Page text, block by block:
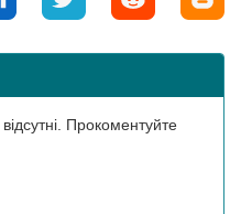
Прокоментуйте